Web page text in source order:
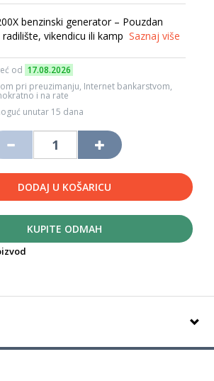
benzinski generator – Pouzdan
vikendicu ili kamp Saznaj više
od 17.08.2026
pri preuzimanju, Internet bankarstvom,
i na rate
unutar 15 dana
DODAJ U KOŠARICU
KUPITE ODMAH